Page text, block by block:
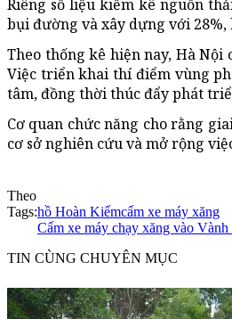
Riêng số liệu kiểm kê nguồn
bụi đường và xây dựng với
Theo thống kê hiện nay, Hà
Việc triển khai thí điểm vùng
tâm, đồng thời thúc đẩy phát
Cơ quan chức năng cho rằng
cơ sở nghiên cứu và mở rộng
Theo
Tags:hồ Hoàn Kiếmcấm xe máy xăng
Cấm xe máy chạy xăng vào Vành
TIN CÙNG CHUYÊN MỤC